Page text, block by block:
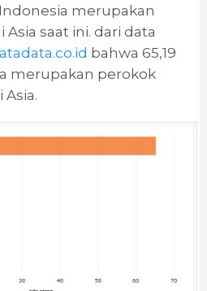
merupakan
saat ini. dari data
bahwa 65,19
merupakan perokok